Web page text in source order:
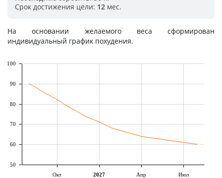
Срок достижения цели: 12 мес.
На основании желаемого веса сформирован
индивидуальный график похудения.
Окт 2027 Апр Июл
50
60
70
80
90
100